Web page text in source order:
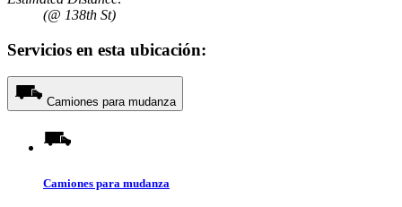
(@ 138th St)
Servicios en esta ubicación:
Camiones para mudanza
Camiones para mudanza